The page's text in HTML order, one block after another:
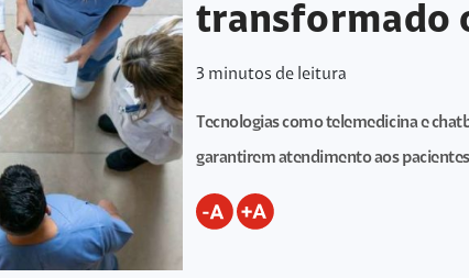
transformado
3 minutos de leitura
Tecnologias como telemedicina e
garantirem atendimento aos